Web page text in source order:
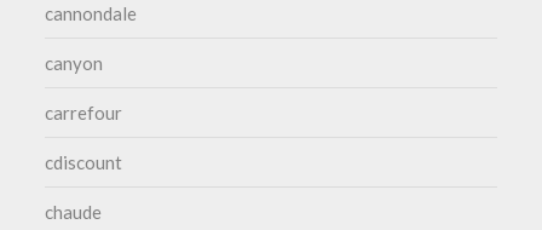
cannondale
canyon
carrefour
cdiscount
chaude